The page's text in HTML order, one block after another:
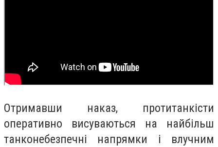
Отримавши наказ, протитанкісти
оперативно висуваються на найбільш
танконебезпечні напрямки і влучним